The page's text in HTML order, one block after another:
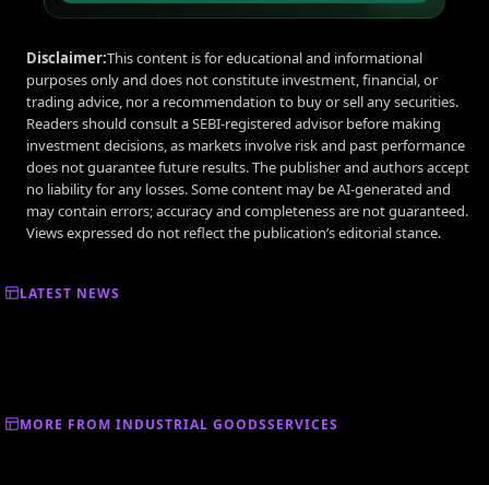
Disclaimer:This content is for educational and informational
purposes only and does not constitute investment, financial, or
trading advice, nor a recommendation to buy or sell any securities.
Readers should consult a SEBI-registered advisor before making
investment decisions, as markets involve risk and past performance
does not guarantee future results. The publisher and authors accept
no liability for any losses. Some content may be AI-generated and
may contain errors; accuracy and completeness are not guaranteed.
Views expressed do not reflect the publication’s editorial stance.
LATEST NEWS
MORE FROM INDUSTRIAL GOODSSERVICES